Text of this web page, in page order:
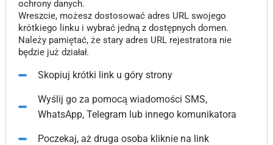
ochrony danych.
Wreszcie, możesz dostosować adres URL swojego
krótkiego linku i wybrać jedną z dostępnych domen.
Należy pamiętać, że stary adres URL rejestratora nie
będzie już działał.
Skopiuj krótki link u góry strony
Wyślij go za pomocą wiadomości SMS,
WhatsApp, Telegram lub innego komunikatora
Poczekaj, aż druga osoba kliknie na link